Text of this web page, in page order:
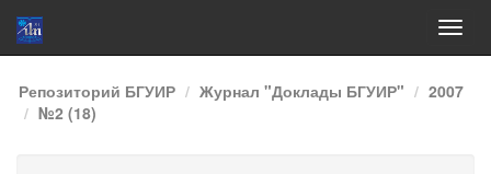
Skip
navigation
Репозиторий БГУИР Журнал "Доклады БГУИР"
2007
№2 (18)